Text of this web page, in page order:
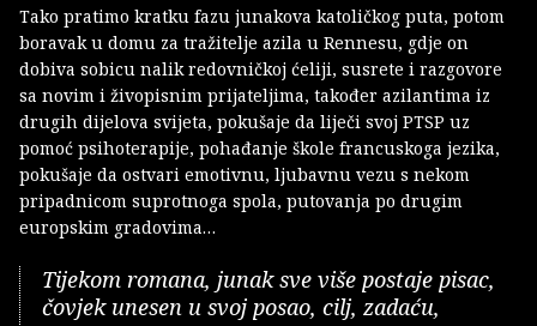
Tako pratimo kratku fazu junakova katoličkog puta, potom
boravak u domu za tražitelje azila u Rennesu, gdje on
dobiva sobicu nalik redovničkoj ćeliji, susrete i razgovore
sa novim i živopisnim prijateljima, također azilantima iz
drugih dijelova svijeta, pokušaje da liječi svoj PTSP uz
pomoć psihoterapije, pohađanje škole francuskoga jezika,
pokušaje da ostvari emotivnu, ljubavnu vezu s nekom
pripadnicom suprotnoga spola, putovanja po drugim
europskim gradovima…
Tijekom romana, junak sve više postaje pisac,
čovjek unesen u svoj posao, cilj, zadaću,